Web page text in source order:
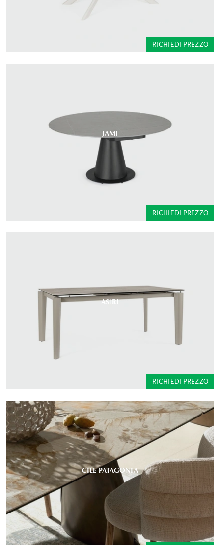
RICHIEDI PREZZO
JAMI
RICHIEDI PREZZO
ASIRI
RICHIEDI PREZZO
CILE PATAGONIA